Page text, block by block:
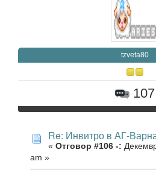
tzveta80
107
Re: Инвитро в АГ-
« Отговор #106 -:
am »